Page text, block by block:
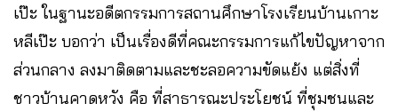
เป๊ะ ในฐานะอดีตกรรมการสถานศึกษาโรงเรียนบ้านเกาะ
หลีเป๊ะ บอกว่า เป็นเรื่องดีที่คณะกรรมการแก้ไขปัญหาจาก
ส่วนกลาง ลงมาติดตามและชะลอความขัดแย้ง แต่สิ่งที่
ชาวบ้านคาดหวัง คือ ที่สาธารณะประโยชน์ ที่ชุมชนและ